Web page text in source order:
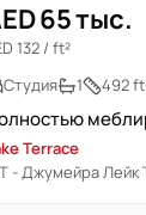
65 тыс.
132 / ft²
Студия
1 492
Terrace
- Джумейра Лейк